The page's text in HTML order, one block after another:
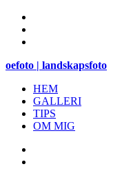
oefoto | landskapsfoto
HEM
GALLERI
TIPS
OM MIG